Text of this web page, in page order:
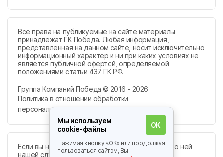
Все права на публикуемые на сайте материалы
принадлежат ГК Победа. Любая информация,
представленная на данном сайте, носит исключительно
информационный характер и ни при каких условиях не
является публичной офертой, определяемой
положениями статьи 437 ГК РФ.
Группа Компаний Победа © 2016 - 2026
Политика в отношении обработки
персональных данных
Если вы нашли ошибку, пожалуйста, сообщите о ней
нашей службе поддержки:info@sk-pobeda.ru
Мы используем
cookie-файлы
Нажимая кнопку «ОК» или продолжая
пользоваться сайтом, Вы
ОК